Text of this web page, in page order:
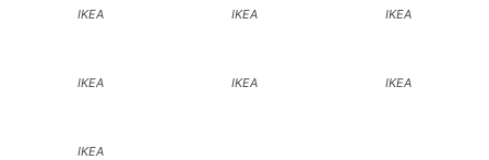
IKEA IKEA IKEA
IKEA IKEA IKEA
IKEA